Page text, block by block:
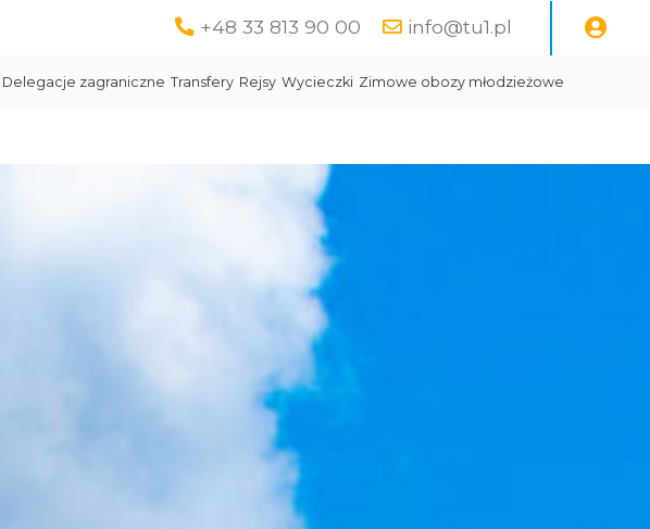
+48 33 813 90 00 info@tu1.pl
Delegacje zagraniczne Transfery Rejsy Wycieczki Zimowe obozy młodzieżowe